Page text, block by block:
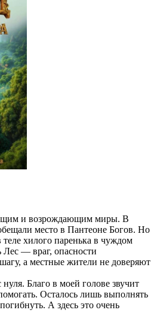
и возрождающим миры. В
место в Пантеоне Богов. Но
теле хилого паренька в чуждом
— враг, опасности
а местные жители не доверяют
нуля. Благо в моей голове звучит
Осталось лишь выполнять
А здесь это очень